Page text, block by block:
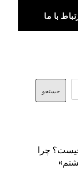
با ما
جستجو
چرا